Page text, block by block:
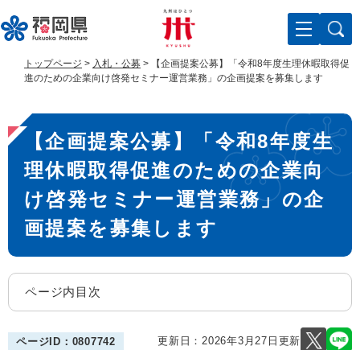
ー
ジ
す
。
ニ
ュ
し
て
トップページ > 入札・公募 >
​【企画提案公募】「令和8年度生理休暇取得促
進のための企業向け啓発セミナー運営業務」の企画提案を募集します
本
文
​【企画提案公募】「令和8年度生
理休暇取得促進のための企業向
け啓発セミナー運営業務」の企
画提案を募集します
ページ内目次
ページID：0807742 更新日：2026年3月27日更新